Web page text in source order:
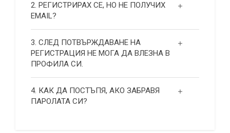
2. РЕГИСТРИРАХ СЕ, НО НЕ ПОЛУЧИХ
EMAIL?
3. СЛЕД ПОТВЪРЖДАВАНЕ НА
РЕГИСТРАЦИЯ НЕ МОГА ДА ВЛЕЗНА В
ПРОФИЛА СИ.
4. КАК ДА ПОСТЪПЯ, АКО ЗАБРАВЯ
ПАРОЛАТА СИ?